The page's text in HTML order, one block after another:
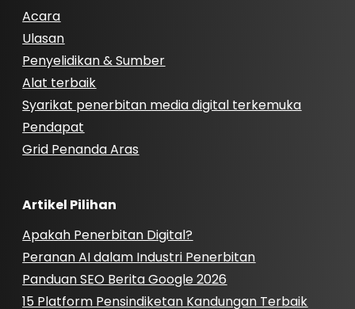
Acara
Ulasan
Penyelidikan & Sumber
Alat terbaik
Syarikat penerbitan media digital terkemuka
Pendapat
Grid Penanda Aras
Artikel Pilihan
Apakah Penerbitan Digital?
Peranan AI dalam Industri Penerbitan
Panduan SEO Berita Google 2026
15 Platform Pensindiketan Kandungan Terbaik